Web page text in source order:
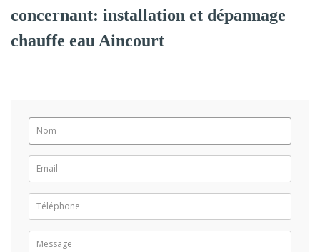
concernant: installation et dépannage
chauffe eau Aincourt